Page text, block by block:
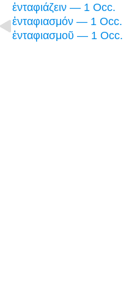
ἐνταφιάζειν — 1 Occ.
ἐνταφιασμόν — 1 Occ.
ἐνταφιασμοῦ — 1 Occ.